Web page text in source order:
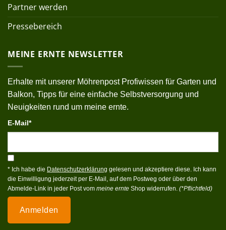
Partner werden
Pressebereich
MEINE ERNTE NEWSLETTER
Erhalte mit unserer Möhrenpost Profiwissen für Garten und
Balkon, Tipps für eine einfache Selbstversorgung und
Neuigkeiten rund um meine ernte.
E-Mail*
* Ich habe die Datenschutzerklärung gelesen und akzeptiere diese. Ich kann
die Einwilligung jederzeit per E-Mail, auf dem Postweg oder über den
Abmelde-Link in jeder Post vom meine ernte Shop widerrufen. (*Pflichtfeld)
Anmelden